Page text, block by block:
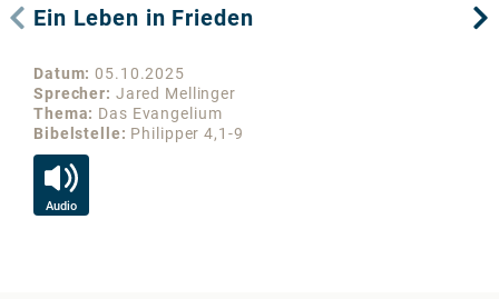
Ein Leben in Frieden
Datum 05.10.2025
Sprecher
Jared Mellinger
Thema
Das Evangelium
Bibelstelle
Philipper 4,1-9
Audio